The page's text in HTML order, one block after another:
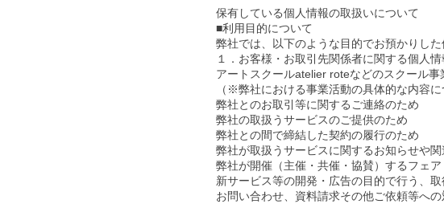
保有している個人情報の取扱いについて
■利用目的について
弊社では、以下のような目的でお預かりし
１．お客様・お取引先関係者に関する個人情
アートスクールatelier roteなどのスクール
（※弊社における事業活動の具体的な内容
弊社とのお取引等に関するご連絡のため
弊社の取扱うサービスのご提供のため
弊社との間で締結した契約の履行のため
弊社が取扱うサービスに関するお知らせや
弊社が開催（主催・共催・協賛）するフェ
新サービス等の開発・広告の目的で行う、
お問い合わせ、資料請求その他ご依頼等へ